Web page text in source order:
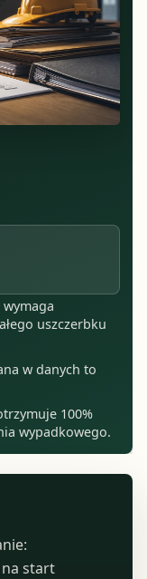
uszczerbku
w danych to
100%
wypadkowego.
na start